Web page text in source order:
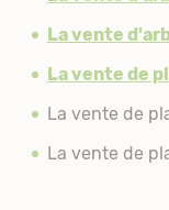
La vente
La vente de
La vente de
La vente de